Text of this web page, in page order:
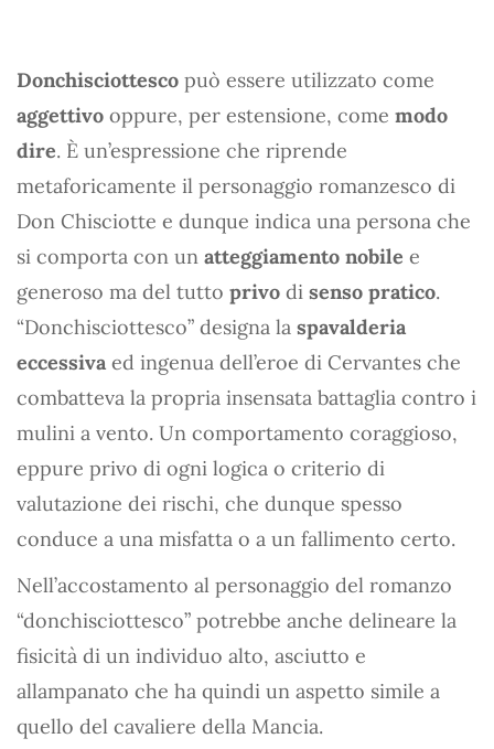
Donchisciottesco può essere utilizzato come
aggettivo oppure, per estensione, come modo
dire. È un’espressione che riprende
metaforicamente il personaggio romanzesco di
Don Chisciotte e dunque indica una persona che
si comporta con un atteggiamento nobile e
generoso ma del tutto privo di senso pratico.
“Donchisciottesco” designa la spavalderia
eccessiva ed ingenua dell’eroe di Cervantes che
combatteva la propria insensata battaglia contro i
mulini a vento. Un comportamento coraggioso,
eppure privo di ogni logica o criterio di
valutazione dei rischi, che dunque spesso
conduce a una misfatta o a un fallimento certo.
Nell’accostamento al personaggio del romanzo
“donchisciottesco” potrebbe anche delineare la
fisicità di un individuo alto, asciutto e
allampanato che ha quindi un aspetto simile a
quello del cavaliere della Mancia.